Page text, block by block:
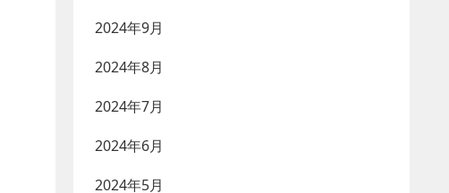
2024年9月
2024年8月
2024年7月
2024年6月
2024年5月